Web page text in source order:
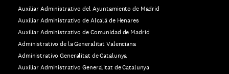
Auxiliar Administrativo del Ayuntamiento de Madrid
Auxiliar Administrativo de Alcalá de Henares
Auxiliar Administrativo de Comunidad de Madrid
Administrativo de la Generalitat Valenciana
Administrativo Generalitat de Catalunya
Auxiliar Administrativo Generalitat de Catalunya